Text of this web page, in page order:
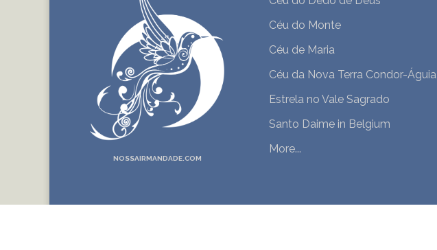
NOSSAIRMANDADE.COM
Céu do Monte
Céu de Maria
Céu da Nova Terra Condor-Águia
Estrela no Vale Sagrado
Santo Daime in Belgium
More...